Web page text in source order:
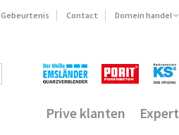
Gebeurtenis Contact Domein handel
Prive klanten Expert